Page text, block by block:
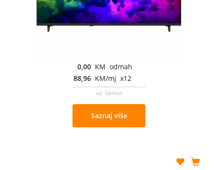
0,00 KM odmah
88,96 KM/mj x12
uz Senior
Saznaj više